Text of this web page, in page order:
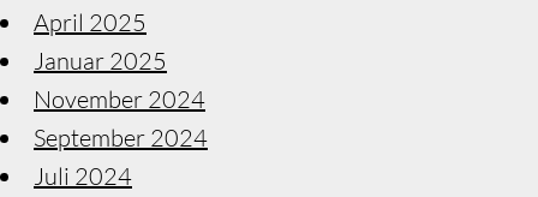
April 2025
Januar 2025
November 2024
September 2024
Juli 2024